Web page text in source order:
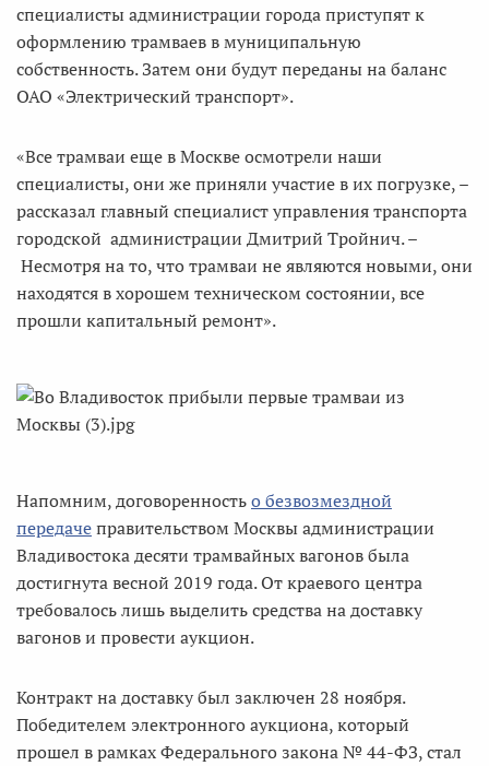
специалисты администрации города приступят к
оформлению трамваев в муниципальную
собственность. Затем они будут переданы на баланс
ОАО «Электрический транспорт».
«Все трамваи еще в Москве осмотрели наши
специалисты, они же приняли участие в их погрузке, –
рассказал главный специалист управления транспорта
городской администрации Дмитрий Тройнич. –
Несмотря на то, что трамваи не являются новыми, они
находятся в хорошем техническом состоянии, все
прошли капитальный ремонт».
Напомним, договоренностьо безвозмездной
передачеправительством Москвы администрации
Владивостока десяти трамвайных вагонов была
достигнута весной 2019 года. От краевого центра
требовалось лишь выделить средства на доставку
вагонов и провести аукцион.
Контракт на доставку был заключен 28 ноября.
Победителем электронного аукциона, который
прошел в рамках Федерального закона № 44-ФЗ, стал